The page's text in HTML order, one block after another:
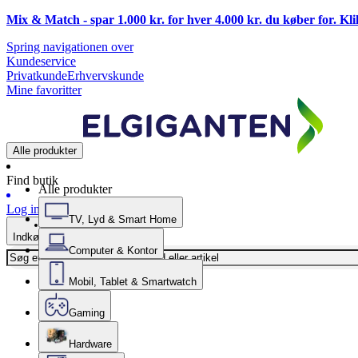
Mix & Match - spar 1.000 kr. for hver 4.000 kr. du køber for.
Spring navigationen over
Kundeservice
PrivatkundeErhvervskunde
Mine favoritter
Alle produkter
Find butik
Log ind
Indkøbskurv
Alle produkter
TV, Lyd & Smart Home
Computer & Kontor
Mobil, Tablet & Smartwatch
Gaming
Hardware